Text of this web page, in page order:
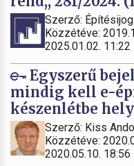
Szerző:
Közzétéve:
2025.01.02. 11:22
Egyszerű
mindig kell e-
készenlétbe
Szerző: Kiss
Közzétéve:
2020.05.10. 18:56